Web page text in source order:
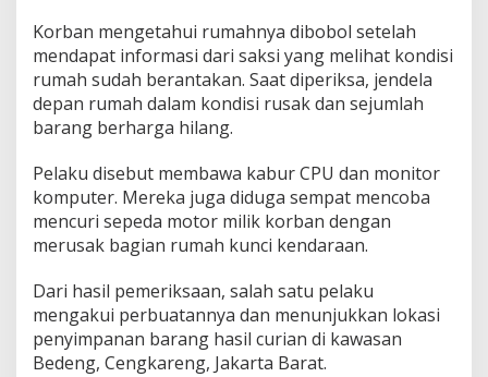
Korban mengetahui rumahnya dibobol setelah
mendapat informasi dari saksi yang melihat kondisi
rumah sudah berantakan. Saat diperiksa, jendela
depan rumah dalam kondisi rusak dan sejumlah
barang berharga hilang.
Pelaku disebut membawa kabur CPU dan monitor
komputer. Mereka juga diduga sempat mencoba
mencuri sepeda motor milik korban dengan
merusak bagian rumah kunci kendaraan.
Dari hasil pemeriksaan, salah satu pelaku
mengakui perbuatannya dan menunjukkan lokasi
penyimpanan barang hasil curian di kawasan
Bedeng, Cengkareng, Jakarta Barat.